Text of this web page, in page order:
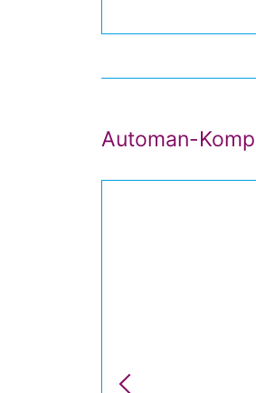
Automan-